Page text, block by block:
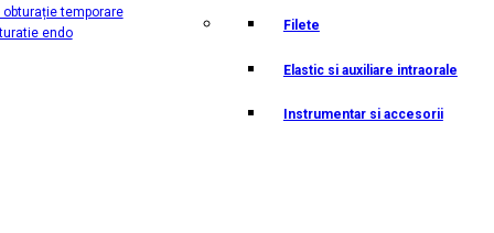
obturație temporare
endo
Filete
Elastic si auxiliare intraorale
Instrumentar si accesorii